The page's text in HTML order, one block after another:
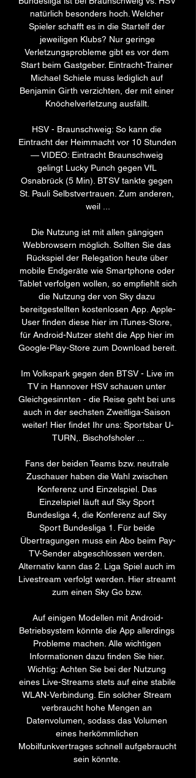
natürlich besonders hoch. Welcher
Spieler schafft es in die Startelf der
jeweiligen Klubs? Nur geringe
Verletzungsprobleme gibt es vor dem
Start beim Gastgeber. Eintracht-Trainer
Michael Schiele muss lediglich auf
Benjamin Girth verzichten, der mit einer
Knöchelverletzung ausfällt.
HSV - Braunschweig: So kann die
Eintracht der Heimmacht vor 10 Stunden
— VIDEO: Eintracht Braunschweig
gelingt Lucky Punch gegen VfL
Osnabrück (5 Min). BTSV tankte gegen
St. Pauli Selbstvertrauen. Zum anderen,
weil ...
Die Nutzung ist mit allen gängigen
Webbrowsern möglich. Sollten Sie das
Rückspiel der Relegation heute über
mobile Endgeräte wie Smartphone oder
Tablet verfolgen wollen, so empfiehlt sich
die Nutzung der von Sky dazu
bereitgestellten kostenlosen App. Apple-
User finden diese hier im iTunes-Store,
für Android-Nutzer steht die App hier im
Google-Play-Store zum Download bereit.
Im Volkspark gegen den BTSV - Live im
TV in Hannover HSV schauen unter
Gleichgesinnten - die Reise geht bei uns
auch in der sechsten Zweitliga-Saison
weiter! Hier findet Ihr uns: Sportsbar U-
TURN,. Bischofsholer ...
Fans der beiden Teams bzw. neutrale
Zuschauer haben die Wahl zwischen
Konferenz und Einzelspiel. Das
Einzelspiel läuft auf Sky Sport
Bundesliga 4, die Konferenz auf Sky
Sport Bundesliga 1. Für beide
Übertragungen muss ein Abo beim Pay-
TV-Sender abgeschlossen werden.
Alternativ kann das 2. Liga Spiel auch im
Livestream verfolgt werden. Hier streamt
zum einen Sky Go bzw.
Auf einigen Modellen mit Android-
Betriebsystem könnte die App allerdings
Probleme machen. Alle wichtigen
Informationen dazu finden Sie hier.
Wichtig: Achten Sie bei der Nutzung
eines Live-Streams stets auf eine stabile
WLAN-Verbindung. Ein solcher Stream
verbraucht hohe Mengen an
Datenvolumen, sodass das Volumen
eines herkömmlichen
Mobilfunkvertrages schnell aufgebraucht
sein könnte.